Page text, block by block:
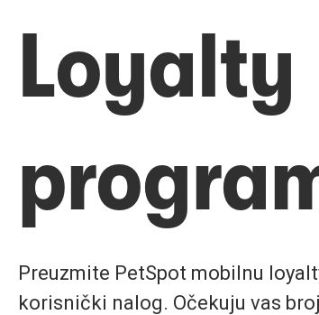
Loyalty
Preuzmite PetSpot mobilnu
korisnički nalog. Očekuju vas